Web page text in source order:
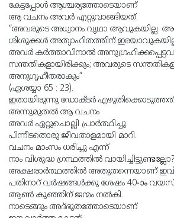
കേട്ടപ്പോൾ ആശ്ചര്യത്തോടെയാണ്
ആ വചനം അവർ എറ്റുവാങ്ങിയത്.
“അവരുടെ അധ്വാനം വൃഥാ ആവുകയില്ല.
ശിശുക്കള് അത്യാഹിതത്തിന്‌
അവര് കര്ത്താവിനാല്
സന്തതികളായിരിക്കും; അവരുടെ
അനുഗൃഹീതരാകും”
(ഏശയ്യാ 65 : 23).
ഇതായിരുന്നു ഡോക്ടർ
അന്നുമുതൽ ആ വചനം
അവർ ഏറ്റുചൊല്ലി പ്രാർത്ഥിച്ചു.
പിന്നീടതൊരു ജീവതാളമായി മാറി.
വചനം മാംസം ധരിച്ചു എന്ന്
നാം വിശുദ്ധ ഗ്രന്ഥത്തിൽ വായിച്ചിട്ടുണ്ടല്ലോ?
അക്ഷരാർത്ഥത്തിൽ അതുതന്നെയാണ്
പതിനാറ് വർഷങ്ങൾക്കു ശേഷം 40-ാം
ആൺ കുഞ്ഞിന് ജന്മം നൽകി.
നാടെങ്ങും അദ്ഭുതത്തോടെയാണ്